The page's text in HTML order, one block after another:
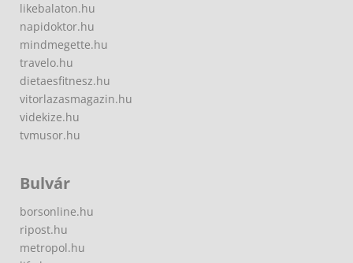
likebalaton.hu
napidoktor.hu
mindmegette.hu
travelo.hu
dietaesfitnesz.hu
vitorlazasmagazin.hu
videkize.hu
tvmusor.hu
Bulvár
borsonline.hu
ripost.hu
metropol.hu